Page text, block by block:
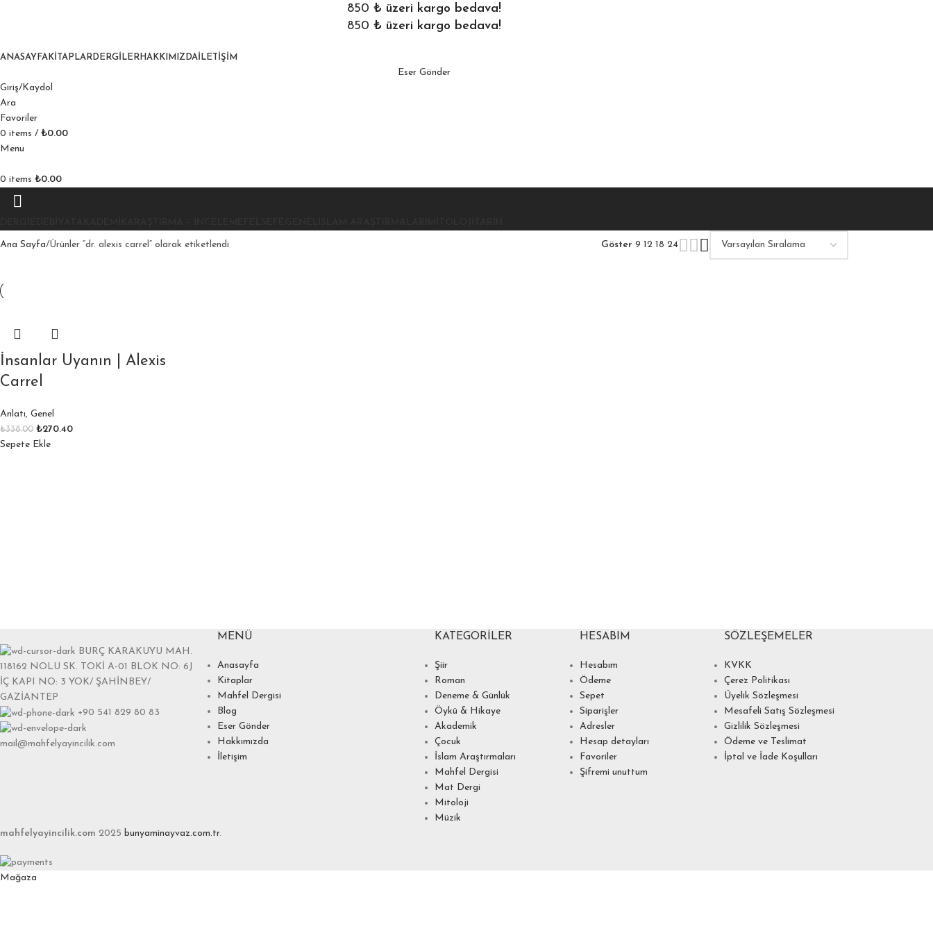
850 ₺ üzeri kargo bedava!
850 ₺ üzeri kargo bedava!
ANASAYFA KITAPLAR DERGILER HAKKIMIZDA İLETIŞIM
Eser Gönder
Giriş/Kaydol
Ara
Favoriler
0 items / ₺0.00
Menu
0 items ₺0.00
Ana Sayfa Ürünler “dr. alexis carrel” olarak etiketlendi Göster 9 12 18 24
İnsanlar Uyanın | Alexis
Carrel
Anlatı, Genel
₺338.00 ₺270.40
Sepete Ekle
BURÇ KARAKUYU MAH.
118162 NOLU SK. TOKİ A-01 BLOK NO: 6J
İÇ KAPI NO: 3 YOK/ ŞAHİNBEY/
GAZİANTEP
+90 541 829 80 83
mail@mahfelyayincilik.com
MENÜ
Anasayfa
Kitaplar
Mahfel Dergisi
Blog
Eser Gönder
Hakkımızda
İletişim
KATEGORILER
Şiir
Roman
Deneme & Günlük
Öykü & Hikaye
Akademik
Çocuk
İslam Araştırmaları
Mahfel Dergisi
Mat Dergi
Mitoloji
Müzik
HESABIM
Hesabım
Ödeme
Sepet
Siparişler
Adresler
Hesap detayları
Favoriler
Şifremi unuttum
SÖZLEŞEMELER
KVKK
Çerez Politikası
Üyelik Sözleşmesi
Mesafeli Satış Sözleşmesi
Gizlilik Sözleşmesi
Ödeme ve Teslimat
İptal ve İade Koşulları
mahfelyayincilik.com 2025 bunyaminayvaz.com.tr.
Mağaza